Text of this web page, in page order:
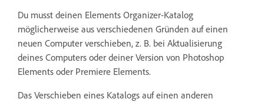
Du musst deinen Elements Organizer-Katalog
möglicherweise aus verschiedenen Gründen auf einen
neuen Computer verschieben, z. B. bei Aktualisierung
deines Computers oder deiner Version von Photoshop
Elements oder Premiere Elements.
Das Verschieben eines Katalogs auf einen anderen